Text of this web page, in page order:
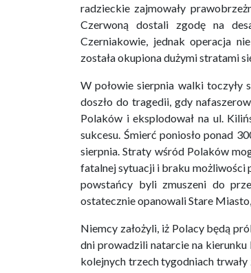
radzieckie zajmowały
Czerwoną dostali zgodę na
Czerniakowie, jednak operacja
została okupiona dużymi stratami
W połowie sierpnia walki toczyły
doszło do tragedii, gdy
Polaków i eksplodował na ul.
sukcesu. Śmierć poniosło ponad
sierpnia. Straty wśród Polaków
fatalnej sytuacji i braku możliwości
powstańcy byli zmuszeni do
ostatecznie opanowali Stare
Niemcy założyli, iż Polacy będą
dni prowadzili natarcie na
kolejnych trzech tygodniach